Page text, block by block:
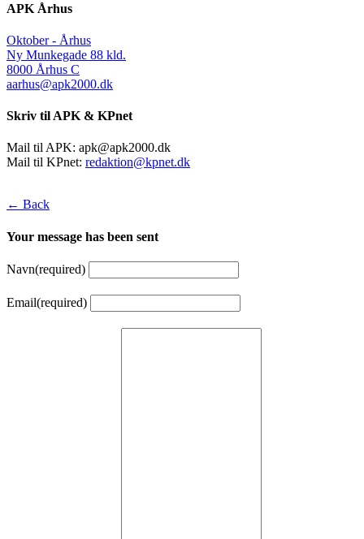
APK Århus
Oktober - Århus
Ny Munkegade 88 kld.
8000 Århus C
aarhus@apk2000.dk
Skriv til APK & KPnet
Mail til APK: apk@apk2000.dk
Mail til KPnet: redaktion@kpnet.dk
← Back
Your message has been sent
Navn(required)
Email(required)